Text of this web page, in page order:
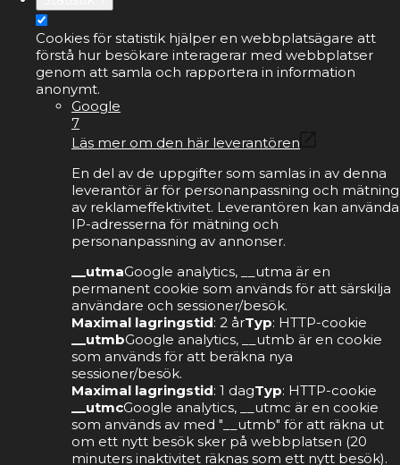
Cookies för statistik hjälper en webbplatsägare att
förstå hur besökare interagerar med webbplatser
genom att samla och rapportera in information
anonymt.
Google
7
Läs mer om den här leverantören
En del av de uppgifter som samlas in av denna
leverantör är för personanpassning och mätning
av reklameffektivitet. Leverantören kan använda
IP-adresserna för mätning och
personanpassning av annonser.
__utmaGoogle analytics, __utma är en
permanent cookie som används för att särskilja
användare och sessioner/besök.
Maximal lagringstid: 2 årTyp: HTTP-cookie
__utmbGoogle analytics, __utmb är en cookie
som används för att beräkna nya
sessioner/besök.
Maximal lagringstid: 1 dagTyp: HTTP-cookie
__utmcGoogle analytics, __utmc är en cookie
som används av med "__utmb" för att räkna ut
om ett nytt besök sker på webbplatsen (20
minuters inaktivitet räknas som ett nytt besök).